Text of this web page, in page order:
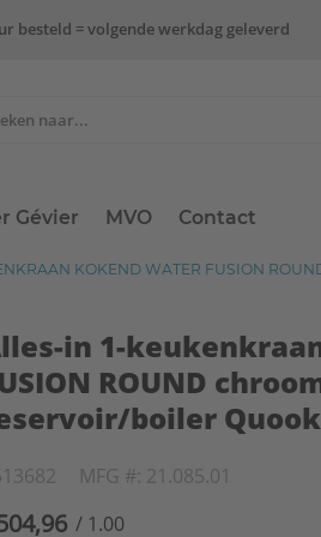
besteld = volgende werkdag geleverd
Gévier MVO Contact
KOKEND WATER FUSION
in 1-
ROUND
boiler
MFG #: 21.085.01
/ 1.00